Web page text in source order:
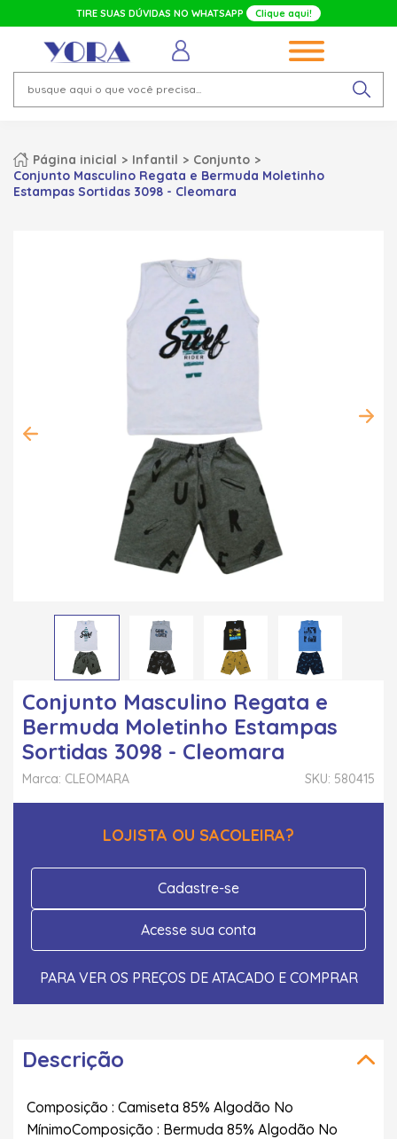
TIRE SUAS DÚVIDAS NO WHATSAPP Clique aqui!
Página inicial Infantil
Conjunto
Conjunto Masculino Regata e Bermuda Moletinho
Estampas Sortidas 3098 - Cleomara
Conjunto Masculino Regata e
Bermuda Moletinho Estampas
Sortidas 3098 - Cleomara
SKU: 580415
Marca: CLEOMARA
LOJISTA OU SACOLEIRA?
Cadastre-se
Acesse sua conta
PARA VER OS PREÇOS DE ATACADO E COMPRAR
Descrição
Composição : Camiseta 85% Algodão No
MínimoComposição : Bermuda 85% Algodão No